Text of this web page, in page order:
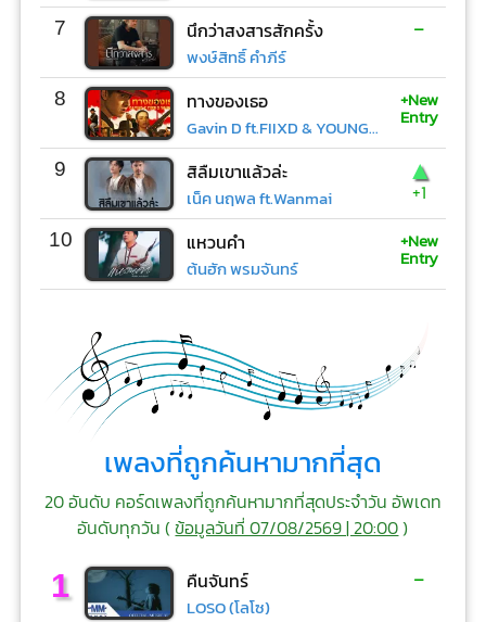
7 นึกว่าสงสารสักครั้ง
พงษ์สิทธิ์ คำภีร์
-
8 ทางของเธอ
Gavin D ft.FIIXD & YOUNGOHM
+New
Entry
9 สิลืมเขาแล้วล่ะ
เน็ค นฤพล ft.Wanmai
▲
+1
10 แหวนคำ
ต้นฮัก พรมจันทร์
+New
Entry
เพลงที่ถูกค้นหามากที่สุด
20 อันดับ คอร์ดเพลงที่ถูกค้นหามากที่สุดประจำวัน อัพเดท
อันดับทุกวัน (ข้อมูลวันที่ 07/08/2569 | 20:00)
1 คืนจันทร์
LOSO (โลโซ)
-